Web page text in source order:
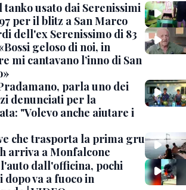
tanko usato dai Serenissimi
per il blitz a San Marco
dell'ex Serenissimo di 83
geloso di noi, in
mi cantavano l’inno di San
parla uno dei
denunciati per la
"Volevo anche aiutare i
che trasporta la prima gru
arriva a Monfalcone
dall'officina, pochi
dopo va a fuoco in